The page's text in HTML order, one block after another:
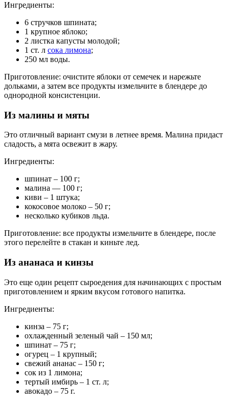
Ингредиенты:
6 стручков шпината;
1 крупное яблоко;
2 листка капусты молодой;
1 ст. л сока лимона;
250 мл воды.
Приготовление: очистите яблоки от семечек и нарежьте
дольками, а затем все продукты измельчите в блендере до
однородной консистенции.
Из малины и мяты
Это отличный вариант смузи в летнее время. Малина придаст
сладость, а мята освежит в жару.
Ингредиенты:
шпинат – 100 г;
малина — 100 г;
киви – 1 штука;
кокосовое молоко – 50 г;
несколько кубиков льда.
Приготовление: все продукты измельчите в блендере, после
этого перелейте в стакан и киньте лед.
Из ананаса и кинзы
Это еще один рецепт сыроедения для начинающих с простым
приготовлением и ярким вкусом готового напитка.
Ингредиенты:
кинза – 75 г;
охлажденный зеленый чай – 150 мл;
шпинат – 75 г;
огурец – 1 крупный;
свежий ананас – 150 г;
сок из 1 лимона;
тертый имбирь – 1 ст. л;
авокадо – 75 г.